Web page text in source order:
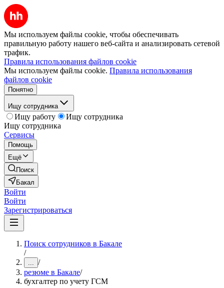
Мы используем файлы cookie, чтобы обеспечивать
правильную работу нашего веб-сайта и анализировать сетевой
трафик.
Правила использования файлов cookie
Мы используем файлы cookie. Правила использования
файлов cookie
Понятно
Ищу сотрудника
Ищу работу
Ищу сотрудника
Ищу сотрудника
Сервисы
Помощь
Ещё
Поиск
Бакал
Войти
Войти
Зарегистрироваться
Поиск сотрудников в Бакале
/
... /
резюме в Бакале/
бухгалтер по учету ГСМ